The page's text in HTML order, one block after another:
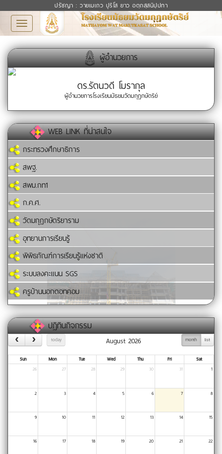
ปรัชญา : วายเมเถว ปุริโส ยาว อตฺถสฺสนิปฺปทา
Toggle
navigation
ผู้อำนวยการ
ดร.รัตนวดี โมรากุล
ผู้อำนวยการโรงเรียนมัธยมวัดมกุฏกษัตริย์
WEB LINK ที่น่าสนใจ
กระทรวงศึกษาธิการ
สพฐ.
สพม.กท1
ก.ค.ศ.
วัดมกุฏกษัตริยาราม
อุทยานการเรียนรู้
พิพิธภัณฑ์การเรียนรู้แห่งชาติ
ระบบลงคะแนน SGS
ครูบ้านนอกดอทคอม
ปฏิทินกิจกรรม
today month list
August 2026
Sun Mon Tue Wed Thu Fri
Sat
26
27 28 29 30 31 1
2 3 4 5 6 7 8
9 10 11 12 13 14 15
16 17 18 19 20 21 22